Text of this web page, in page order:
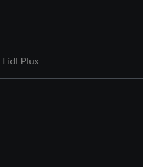
Lidl Plus